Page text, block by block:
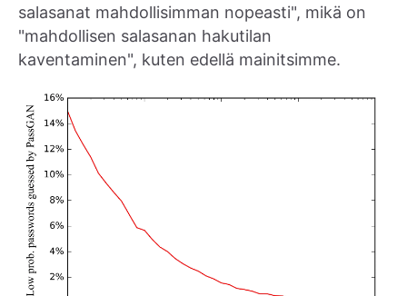
salasanat mahdollisimman nopeasti", mikä on
"mahdollisen salasanan hakutilan
kaventaminen", kuten edellä mainitsimme.